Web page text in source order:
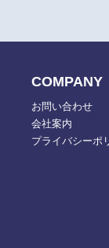
COMPANY
お問い合わせ
会社案内
プライバシーポ